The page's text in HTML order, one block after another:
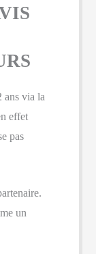
ans via la
effet
pas
un